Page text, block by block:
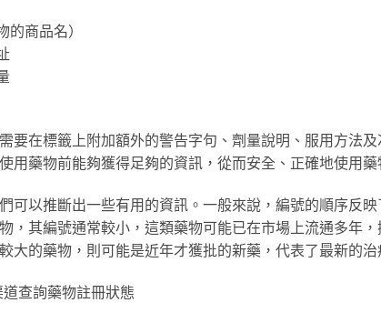
的商品名）
要在標籤上附加額外的警告字句、劑量說明、服用方法
用藥物前能夠獲得足夠的資訊，從而安全、正確地使用藥
可以推斷出一些有用的資訊。一般來說，編號的順序反
，其編號通常較小，這類藥物可能已在市場上流通多年
大的藥物，則可能是近年才獲批的新藥，代表了最新的治
查詢藥物註冊狀態